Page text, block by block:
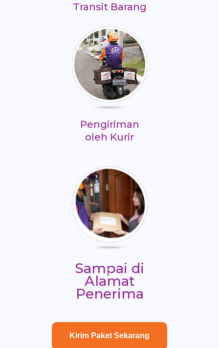
Transit Barang
Pengiriman
oleh Kurir
Sampai di
Alamat
Penerima
Kirim Paket Sekarang